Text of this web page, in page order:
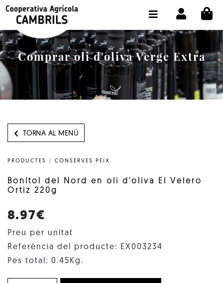
Comprar oli d'oliva Verge Extra
TORNA AL MENÚ
PRODUCTES / CONSERVES PEIX
Bonítol del Nord en oli d'oliva El Velero
Ortiz 220g
8.97€
Preu per unitat
Referència del producte: EX003234
Pes total: 0.45Kg.
BOTIGA COMPRA ONLINE
LA COOPERATIVA
OLEOTOUR
PRODUCTES
EL NOSTRE OLI
SELECCIONAR IDIOMA: CAT